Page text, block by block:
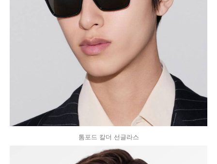
톰포드 칼더 선글라스